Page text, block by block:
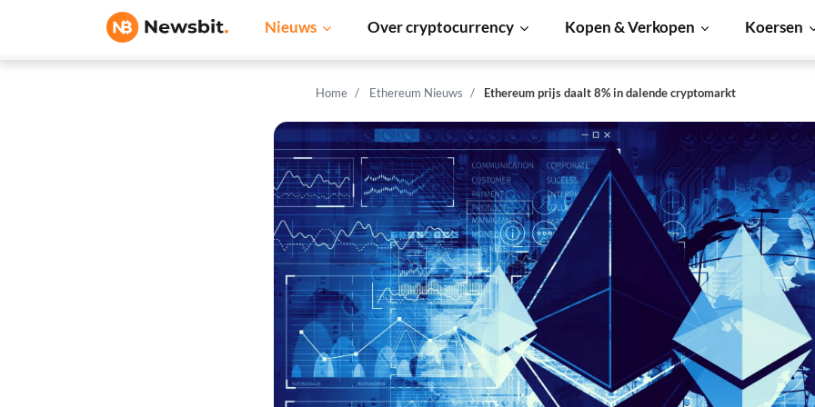
Nieuws Over cryptocurrency Kopen & Verkopen Koersen
Home Ethereum Nieuws Ethereum prijs daalt 8% in dalende cryptomarkt